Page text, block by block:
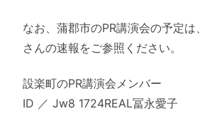
なお、蒲郡市のPR講演会の予定は
さんの速報をご参照ください。
設楽町のPR講演会メンバー
ID ／ Jw8 1724REAL冨永愛子